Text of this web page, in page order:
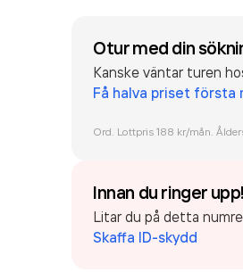
Otur med din
Kanske väntar turen
Få halva priset första
Ord. Lottpris 188 kr/mån.
Innan du ringer upp!
Litar du på detta
Skaffa ID-skydd